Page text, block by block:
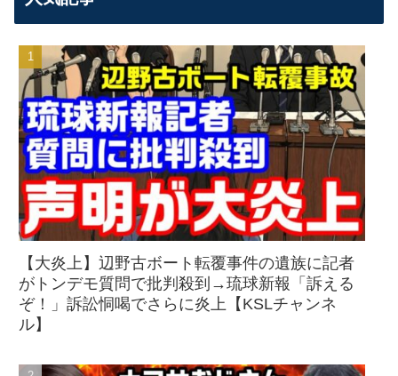
【大炎上】辺野古ボート転覆事件の遺族に記者
がトンデモ質問で批判殺到→琉球新報「訴える
ぞ！」訴訟恫喝でさらに炎上【KSLチャンネ
ル】